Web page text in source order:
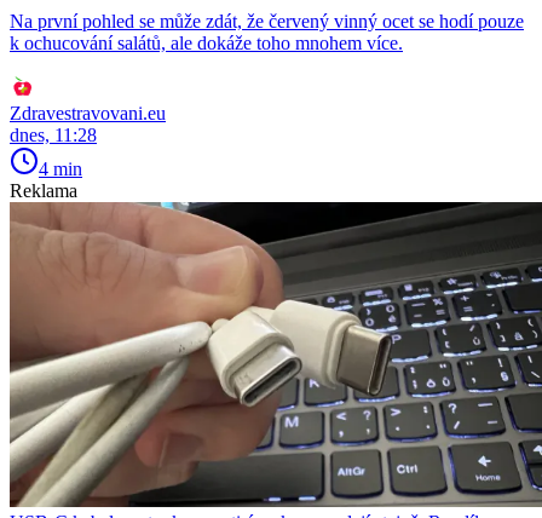
Na první pohled se může zdát, že červený vinný ocet se hodí pouze
k ochucování salátů, ale dokáže toho mnohem více.
Zdravestravovani.eu
dnes, 11:28
4 min
Reklama